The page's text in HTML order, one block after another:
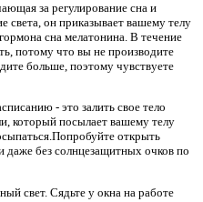
за регулирование сна и
света, он приказывает вашему телу
сна мелатонина. В течение
потому что вы не производите
больше, поэтому чувствуете
- это залить свое тело
который посылает вашему телу
открыть
даже без солнцезащитных очков по
свет. Сядьте у окна на работе